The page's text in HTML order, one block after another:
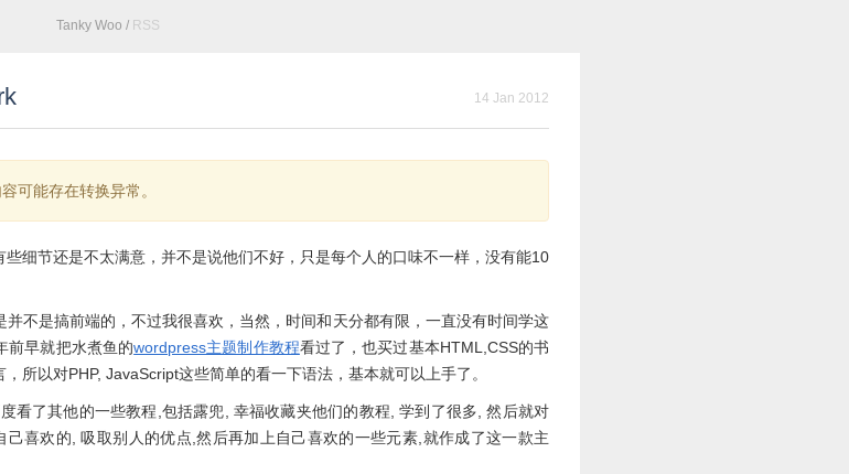
Tanky Woo / RSS
14 Jan 2012
可能存在转换异常。
细节还是不太满意，并不是说他们不好，只是每个人的口味不一样，没有能10
不是搞前端的，不过我很喜欢，当然，时间和天分都有限，一直没有时间学这
前早就把水煮鱼的wordpress主题制作教程看过了，也买过基本HTML,CSS的书
所以对PHP, JavaScript这些简单的看一下语法，基本就可以上手了。
看了其他的一些教程,包括露兜, 幸福收藏夹他们的教程, 学到了很多, 然后就对
喜欢的, 吸取别人的优点,然后再加上自己喜欢的一些元素,就作成了这一款主